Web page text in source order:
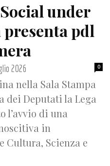
under
presenta pdl
2026 0
nella Sala Stampa
dei Deputati la Lega
l’avvio di una
in
Cultura, Scienza e